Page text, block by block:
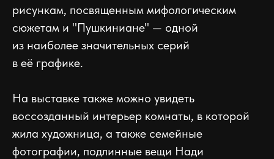
рисункам, посвященным мифологическим
сюжетам и "Пушкиниане" — одной
из наиболее значительных серий
в её графике.
На выставке также можно увидеть
воссозданный интерьер комнаты, в которой
жила художница, а также семейные
фотографии, подлинные вещи Нади